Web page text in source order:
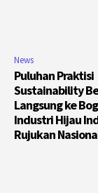
News
Puluhan Praktisi
Sustainability
Langsung ke
Industri Hijau
Rujukan